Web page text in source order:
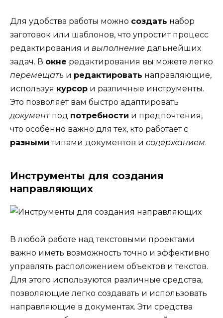
Для удобства работы можно создать набор
заготовок или шаблонов, что упростит процесс
редактирования и выполнение дальнейших
задач. В окне редактирования вы можете легко
перемещать и редактировать направляющие,
используя курсор и различные инструменты.
Это позволяет вам быстро адаптировать
документпод потребности и предпочтения,
что особенно важно для тех, кто работает с
разными типами документов и содержанием.
Инструменты для создания
направляющих
В любой работе над текстовыми проектами
важно иметь возможность точно и эффективно
управлять расположением объектов и текстов.
Для этого используются различные средства,
позволяющие легко создавать и использовать
направляющие в документах. Эти средства